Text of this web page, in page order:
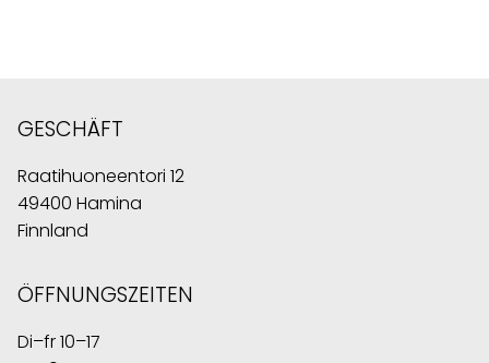
GESCHÄFT
Raatihuoneentori 12
49400 Hamina
Finnland
ÖFFNUNGSZEITEN
Di–fr 10–17